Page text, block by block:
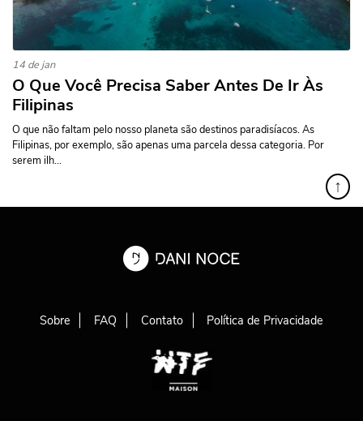
14 de jan
O Que Você Precisa Saber Antes De Ir Às
Filipinas
O que não faltam pelo nosso planeta são destinos paradisíacos. As
Filipinas, por exemplo, são apenas uma parcela dessa categoria. Por
serem ilh...
↑
Sobre FAQ Contato Política de Privacidade